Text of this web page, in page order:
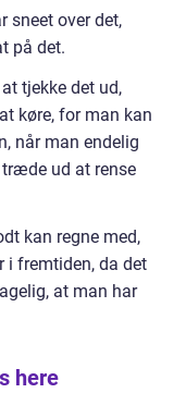
sneet over det,
på det.
tjekke det ud,
køre, for man kan
når man endelig
ud at rense
kan regne med,
i fremtiden, da det
at man har
here